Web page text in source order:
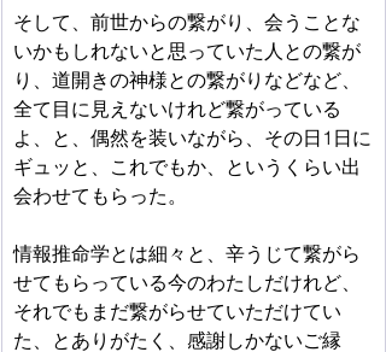
そして、前世からの繋がり、会うことな
いかもしれないと思っていた人との繋が
り、道開きの神様との繋がりなどなど、
全て目に見えないけれど繋がっている
よ、と、偶然を装いながら、その日1日に
ギュッと、これでもか、というくらい出
会わせてもらった。
情報推命学とは細々と、辛うじて繋がら
せてもらっている今のわたしだけれど、
それでもまだ繋がらせていただけてい
た、とありがたく、感謝しかないご縁